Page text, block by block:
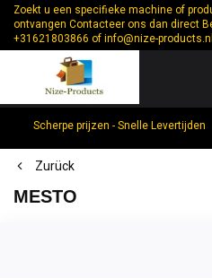
Zoekt u een specifieke machine of
ontvangen Contacteer ons dan direct
+31621803866 ofinfo@nize-products.nl
Scherpe prijzen - Snelle Levertijden
Zurück
MESTO